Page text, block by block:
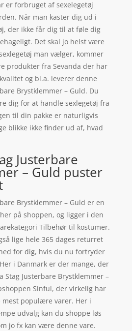
er forbruget af sexelegetøj
Når man kaster dig ud i
der ikke får dig til at føle dig
Det skal jo helst være
man vælger, kommer
produkter fra Sevanda der har
og bl.a. leverer denne
Brystklemmer – Guld. Du
dig for at handle sexlegetøj fra
til din pakke er naturligvis
blikke ikke finder ud af, hvad
Justerbare
– Guld puster
Brystklemmer – Guld er en
på shoppen, og ligger i den
Tilbehør til kostumer.
lige hele 365 dages returret
for dig, hvis du nu fortryder
i Danmark er der mange, der
Stag Justerbare Brystklemmer –
Sinful, der virkelig har
populære varer. Her i
udvalg kan du shoppe løs
jo fx kan være denne vare.